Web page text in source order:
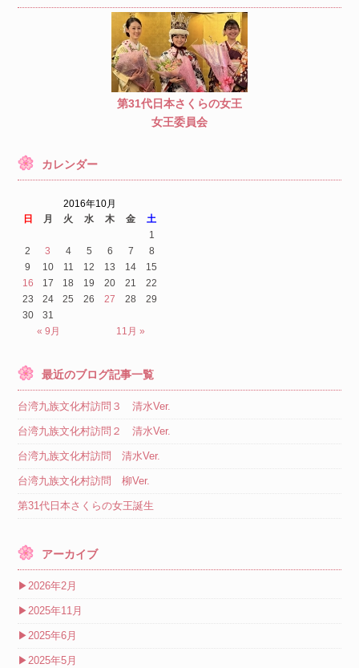
第31代日本さくらの女王
女王委員会
カレンダー
2016年10月
日
月 火 水 木 金 土
« 9月 11月 »
1
2
3 4 5 6 7
8
9
10 11 12 13 14
15
16
17 18 19 20 21
22
23
24 25 26 27 28
29
30
31
最近のブログ記事一覧
台湾九族文化村訪問３ 清水Ver.
台湾九族文化村訪問２ 清水Ver.
台湾九族文化村訪問 清水Ver.
台湾九族文化村訪問 柳Ver.
第31代日本さくらの女王誕生
アーカイブ
▶2026年2月
▶2025年11月
▶2025年6月
▶2025年5月